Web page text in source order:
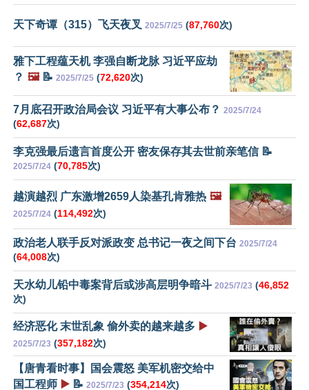
天下奇谭（315）飞天夜叉 2025/7/25 (87,760次)
雅下工程蕴天机 李强自断龙脉 习近平应劫
？ 🖼️📝 2025/7/25 (72,620次)
7月底召开政治局会议 习近平有大事公布？ 2025/7/24
(62,687次)
李克强最后遗言首度公开 密友保存其去世前亲笔信 📝
2025/7/24 (70,785次)
越演越烈 广东激增2659人染基孔肯雅热 🖼️
2025/7/24 (114,492次)
政治老人联手反对派政变 总书记一夜之间下台 2025/7/24
(64,008次)
天水幼儿铅中毒案背后或涉高层明争暗斗 2025/7/23 (46,852
次)
经济恶化 末世乱象 偷外卖的越来越多 ▶️
2025/7/23 (357,182次)
【唐青看时事】国会震怒 美军机密交给中
国工程师 ▶️ 📝 2025/7/23 (354,214次)